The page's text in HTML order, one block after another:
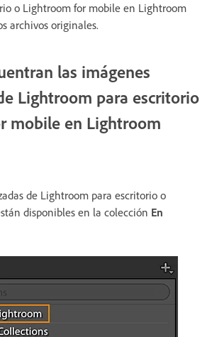
o Lightroom for mobile en Lightroom
archivos originales.
las imágenes
Lightroom para escritorio
mobile en Lightroom
de Lightroom para escritorio o
disponibles en la colección En